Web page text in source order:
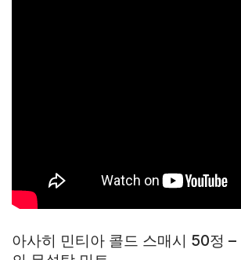
아사히 민티아 콜드 스매시 50정